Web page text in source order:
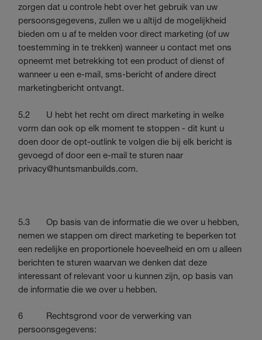
zorgen dat u controle hebt over het gebruik van uw
persoonsgegevens, zullen we u altijd de mogelijkheid
bieden om u af te melden voor direct marketing (of uw
toestemming in te trekken) wanneer u contact met ons
opneemt met betrekking tot een product of dienst of
wanneer u een e-mail, sms-bericht of andere direct
marketingbericht ontvangt.
5.2 U hebt het recht om direct marketing in welke
vorm dan ook op elk moment te stoppen - dit kunt u
doen door de opt-outlink te volgen die bij elk bericht is
gevoegd of door een e-mail te sturen naar
privacy@huntsmanbuilds.com.
5.3 Op basis van de informatie die we over u hebben,
nemen we stappen om direct marketing te beperken tot
een redelijke en proportionele hoeveelheid en om u alleen
berichten te sturen waarvan we denken dat deze
interessant of relevant voor u kunnen zijn, op basis van
de informatie die we over u hebben.
6 Rechtsgrond voor de verwerking van
persoonsgegevens: